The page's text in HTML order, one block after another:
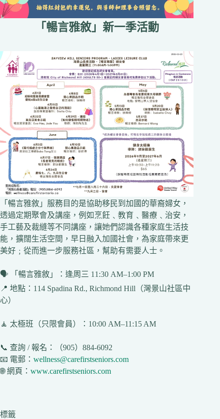
「暢言雅敘」新一季活動
「暢言雅敘」服務目的是協助移民到加國的華裔婦女，
透過定期聚會及講座，例如烹飪﹑教育﹑醫療﹑治安，
手工藝及裁縫等不同講座，讓她們認識各種家庭生活技
能，擴闊生活空間，早日融入加國社會，為家庭帶來更
美好﹔從而進一步服務社區，幫助有需要人士。
🗣️ 「暢言雅敘」：逢周三 11:30 AM–1:00 PM
📍 地點：114 Spadina Rd., Richmond Hill（灣景山社區中
心）
🧘 太極班（只限會員）：10:00 AM–11:15 AM
📞 查詢 / 報名：（905）884-6092
📧 電郵： wellness@carefirstseniors.com
🌐 網頁： www.carefirstseniors.com
標籤